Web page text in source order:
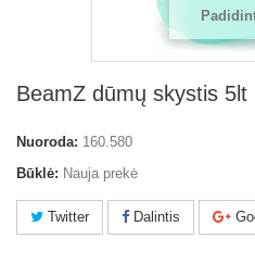
BeamZ dūmų skystis 5lt
Nuoroda: 160.580
Būklė: Nauja prekė
Twitter Dalintis